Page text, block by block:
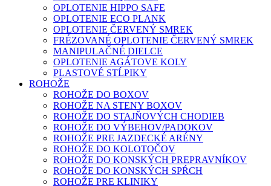
OPLOTENIE HIPPO SAFE
OPLOTENIE ECO PLANK
OPLOTENIE ČERVENÝ SMREK
FRÉZOVANÉ OPLOTENIE ČERVENÝ SMREK
MANIPULAČNÉ DIELCE
OPLOTENIE AGÁTOVE KOLY
PLASTOVÉ STĹPIKY
ROHOŽE
ROHOŽE DO BOXOV
ROHOŽE NA STENY BOXOV
ROHOŽE DO STAJŇOVÝCH CHODIEB
ROHOŽE DO VÝBEHOV/PADOKOV
ROHOŽE PRE JAZDECKÉ ARÉNY
ROHOŽE DO KOLOTOČOV
ROHOŽE DO KONSKÝCH PREPRAVNÍKOV
ROHOŽE DO KONSKÝCH SPŔCH
ROHOŽE PRE KLINIKY